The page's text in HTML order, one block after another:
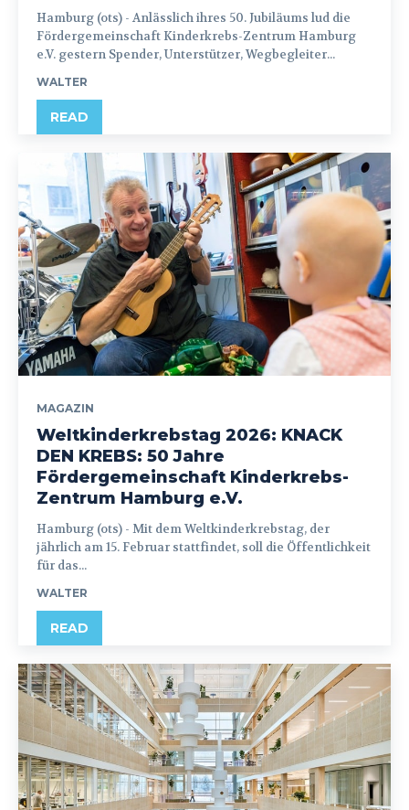
Hamburg (ots) - Anlässlich ihres 50. Jubiläums lud die
Fördergemeinschaft Kinderkrebs-Zentrum Hamburg
e.V. gestern Spender, Unterstützer, Wegbegleiter...
WALTER
READ
MAGAZIN
Weltkinderkrebstag 2026: KNACK
DEN KREBS: 50 Jahre
Fördergemeinschaft Kinderkrebs-
Zentrum Hamburg e.V.
Hamburg (ots) - Mit dem Weltkinderkrebstag, der
jährlich am 15. Februar stattfindet, soll die Öffentlichkeit
für das...
WALTER
READ